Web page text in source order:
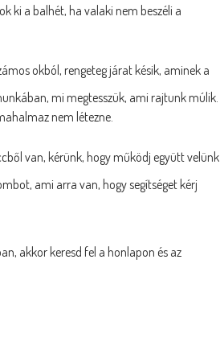
ki a balhét, ha valaki nem beszéli a
okból, rengeteg járat késik, aminek a
mi megtesszük, ami rajtunk múlik.
nem létezne.
van, kérünk, hogy működj együtt velünk
ami arra van, hogy segítséget kérj
akkor keresd fel a honlapon és az